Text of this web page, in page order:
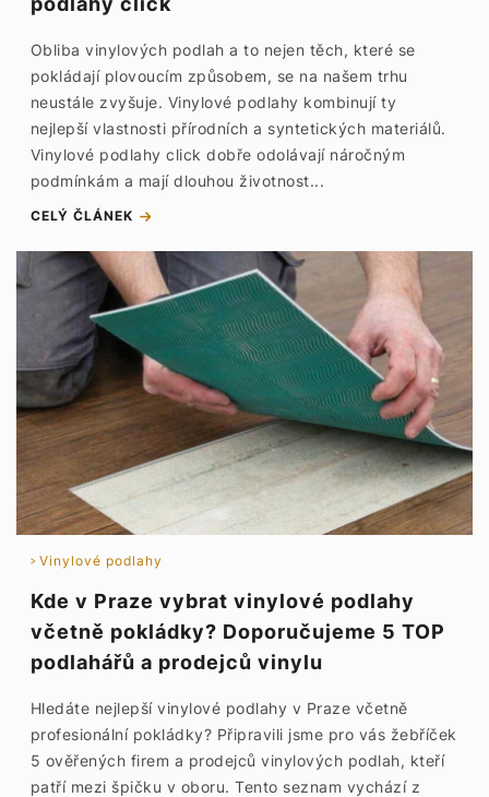
Obliba vinylových podlah a to nejen těch, které se
pokládají plovoucím způsobem, se na našem trhu
neustále zvyšuje. Vinylové podlahy kombinují ty
nejlepší vlastnosti přírodních a syntetických materiálů.
Vinylové podlahy click dobře odolávají náročným
podmínkám a mají dlouhou životnost...
CELÝ ČLÁNEK
Vinylové podlahy
Kde v Praze vybrat vinylové podlahy
včetně pokládky? Doporučujeme 5 TOP
podlahářů a prodejců vinylu
Hledáte nejlepší vinylové podlahy v Praze včetně
profesionální pokládky? Připravili jsme pro vás žebříček
5 ověřených firem a prodejců vinylových podlah, kteří
patří mezi špičku v oboru. Tento seznam vychází z